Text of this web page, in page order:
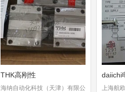
THK高刚性
海纳自动化科技（天津）有限公
daiichi
上海航